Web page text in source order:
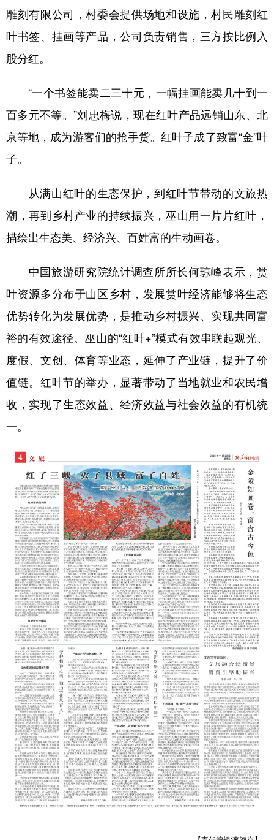
雕刻有限公司，村委会提供场地和设施，村民雕刻红
叶书签、挂画等产品，公司负责销售，三方按比例入
股分红。
“一个书签能卖二三十元，一幅挂画能卖几十到一
百多元不等。”刘忠梅说，现在红叶产品远销山东、北
京等地，成为游客们的抢手货。红叶子成了致富“金”叶
子。
从满山红叶的生态保护，到红叶节带动的文旅热
潮，再到乡村产业的持续振兴，巫山用一片片红叶，
描绘出生态美、经济兴、百姓富的生动画卷。
中国旅游研究院统计调查所所长何琼峰表示，赏
叶资源多分布于山区乡村，发展赏叶经济能够将生态
优势转化为发展优势，是推动乡村振兴、实现共同富
裕的有效途径。巫山的“红叶+”模式有效串联起观光、
度假、文创、体育等业态，延伸了产业链，提升了价
值链。红叶节的举办，显著带动了当地就业和农民增
收，实现了生态效益、经济效益与社会效益的有机统
一。